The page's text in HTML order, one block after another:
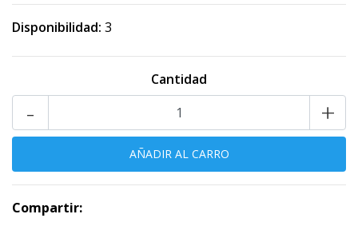
Disponibilidad: 3
Cantidad
+
-
Compartir: